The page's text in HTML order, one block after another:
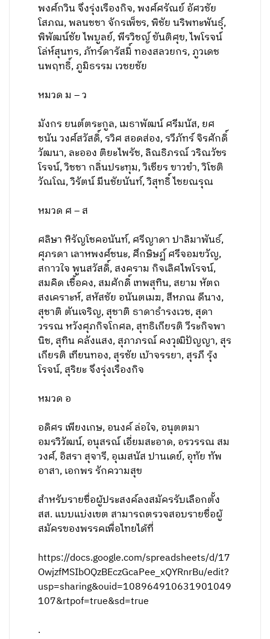
พงศ์กวิน จึงรุ่งเรืองกิจ, พงศ์ศรัณย์ อัศวชัย
โสภณ, พลนชชา จักรเพ็ชร, พิชัย นริพทะพันธุ์,
พิพัฒน์ชัย ไพบูลย์, พีรวิชญ์ ขันติศุข, ไพโรจน์
โล่ห์สุนทร, ภัทร์ดารัสมิ์ ทองสลวยกร, ภูวเดช
นพฤทธิ์, ภูมิธรรม เวชยชัย
หมวด ม – ว
มังกร ยนต์ตระกูล, เมธาพัฒน์ ศรีมนัส, ยศ
ชนัน วงศ์สวัสดิ์, รวิศ สอดส่อง, รวีภัทร์ จิรศักดิ์
วัฒนา, ละออง ติยะไพรัช, ลิณธิภรณ์ วริณวัชร
โรจน์, วิชชา กลิ่นประทุม, วิเชียร ขาวขำ, วิโชติ
วัณโณ, วิรัตน์ มีนชัยนันท์, วิสุทธิ์ ไชยณรุณ
หมวด ศ – ส
ศลิษา หิรัญโชคอนันท์, ศรีญาดา ปาลิมาพันธ์,
ศุภรดา เลาหพงศ์ชนะ, ศึกษิษฏ์ ศรีจอมขวัญ,
สกาวใจ พูนสวัสดิ์, สงคราม กิจเลิศไพโรจน์,
สมคิด เชื้อคง, สมศักดิ์ เทพสุทิน, สยาม หัตถ
สงเคราะห์, สหัสชัย อนันตเมฆ, สีหภณ ดีนาง,
สุชาติ ตันเจริญ, สุชาติ ธาดาธำรงเวช, สุดา
วรรณ หวังศุภกิจโกศล, สุทธิเกียรติ วีระกิจพา
นิช, สุทิน คลังแสง, สุภาภรณ์ คงวุฒิปัญญา, สุร
เกียรติ เทียนทอง, สุรชัย เบ้าจรรยา, สุรภี รุ้ง
โรจน์, สุริยะ จึงรุ่งเรืองกิจ
หมวด อ
อดิศร เพียงเกษ, อนงค์ ล่อใจ, อนุตตมา
อมรวิวัฒน์, อนุสรณ์ เอี่ยมสะอาด, อรวรรณ สม
วงศ์, อิสรา สุจารี, อุเมสนัส ปานเดย์, อุทัย ทัพ
อาสา, เอกพร รักความสุข
สำหรับรายชื่อผู้ประสงค์ลงสมัครรับเลือกตั้ง
สส. แบบแบ่งเขต สามารถตรวจสอบรายชื่อผู้
สมัครของพรรคเพื่อไทยได้ที่
https://docs.google.com/spreadsheets/d/17
OwjzfMSIbOQzBEczGcaPee_xQYRnrBu/edit?
usp=sharing&ouid=108964910631901049
107&rtpof=true&sd=true
.